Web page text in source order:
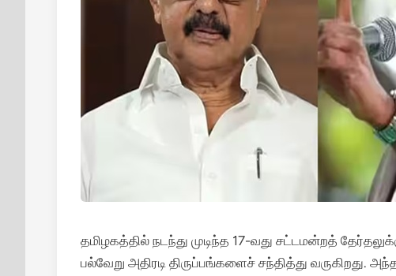
தமிழகத்தில் நடந்து முடிந்த 17-வது சட்டமன்றத்
பல்வேறு அதிரடி திருப்பங்களைச் சந்தித்து